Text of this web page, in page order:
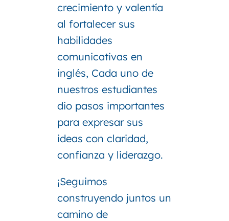
crecimiento y valentía
al fortalecer sus
habilidades
comunicativas en
inglés, Cada uno de
nuestros estudiantes
dio pasos importantes
para expresar sus
ideas con claridad,
confianza y liderazgo.
¡Seguimos
construyendo juntos un
camino de